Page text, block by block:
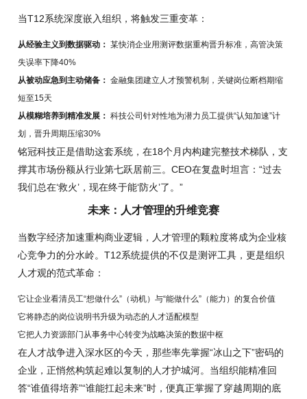
当T12系统深度嵌入组织，将触发三重变革：
从经验主义到数据驱动： 某快消企业用测评数据重构晋升标准，高管决策
失误率下降40%
从被动应急到主动储备： 金融集团建立人才预警机制，关键岗位断档期缩
短至15天
从模糊培养到精准发展： 科技公司针对性地为潜力员工提供“认知加速”计
划，晋升周期压缩30%
铭冠科技正是借助这套系统，在18个月内构建完整技术梯队，支
撑其市场份额从行业第七跃居前三。CEO在复盘时坦言：“过去
我们总在‘救火’，现在终于能‘防火’了。”
未来：人才管理的升维竞赛
当数字经济加速重构商业逻辑，人才管理的颗粒度将成为企业核
心竞争力的分水岭。T12系统提供的不仅是测评工具，更是组织
人才观的范式革命：
它让企业看清员工“想做什么”（动机）与“能做什么”（能力）的复合价值
它将静态的岗位说明书升级为动态的人才适配模型
它把人力资源部门从事务中心转变为战略决策的数据中枢
在人才战争进入深水区的今天，那些率先掌握“冰山之下”密码的
企业，正悄然构筑起难以复制的人才护城河。当组织能精准回
答“谁值得培养”“谁能扛起未来”时，便真正掌握了穿越周期的底